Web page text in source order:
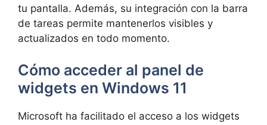
tu pantalla. Además, su integración con la barra
de tareas permite mantenerlos visibles y
actualizados en todo momento.
Cómo acceder al panel de
widgets en Windows 11
Microsoft ha facilitado el acceso a los widgets